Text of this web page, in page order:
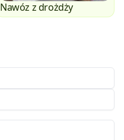
Nawóz z drożdży